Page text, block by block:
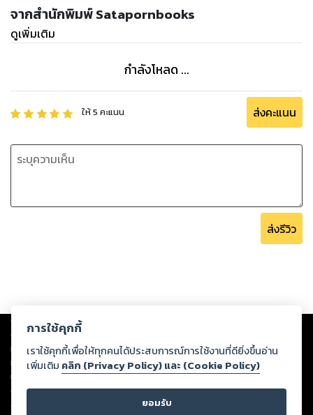
จากสำนักพิมพ์ Satapornbooks
ดูเพิ่มเติม
กำลังโหลด ...
ให้5 คะแนน ส่งคะแนน
ส่งรีวิว
Copyright © 2026
ต่อผลงานหรือเนื้อหาใดที่อัปโหลดผ่านเว็บไซต์และปรากฏว่าละเมิดสิทธิใน
ทรัพย์สินทางปัญญาของบุคคลอื่นหรือขัดต่อกฎหมายและศีลธรรม ดังนั้น ผู้อ่าน
ทุกท่านโปรดใช้วิจารณญาณในการกลั่นกรองด้วยตนเอง และหากท่านพบว่าส่วน
หนึ่งส่วนใดขัดต่อกฎหมายและศีลธรรม กรุณาแจ้งมายังบริษัท เพื่อทีมงานจะได้
ดำเนินการในทันที ทั้งนี้ ทางสตอรี่ล็อกขอสงวนลิขสิทธิ์ตามพระราชบัญญัติ
ลิขสิทธิ์ พ.ศ. 2537 (ฉบับล่าสุด)
การใช้คุกกี้
เราใช้คุกกี้เพื่อให้ทุกคนได้ประสบการณ์การใช้งานที่ดียิ่งขึ้นอ่าน
เพิ่มเติม คลิก (Privacy Policy) และ (Cookie Policy)
ยอมรับ